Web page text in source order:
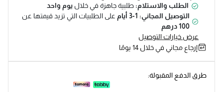
الطلب والاستلام: طلبية جاهزة في خلال يوم واحد
التوصيل المجاني: 1-3 أيام
على الطلبيات التي تزيد قيمتها عن
100 درهم
عرض خيارات التوصيل
إرجاع مجاني في خلال 14 يومًا
طرق الدفع المقبولة: